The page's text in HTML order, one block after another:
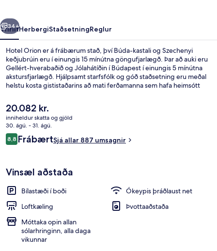
Næsta
34+
YfirlitHerbergiStaðsetningReglur
Hotel Orion er á frábærum stað, því Búda-kastali og Szechenyi
keðjubrúin eru í einungis 15 mínútna göngufjarlægð. Þar að auki eru
Gellért-hverabaðið og Jólahátíðin í Búdapest í einungis 5 mínútna
akstursfjarlægð. Hjálpsamt starfsfólk og góð staðsetning eru meðal
helstu kosta gististaðarins að mati ferðamanna sem hafa heimsótt
tér-sporvagnastoppistöðin er í 3 mínútna göngufjarlægð og Rudas
Gyógyfürdő-sporvagnastoppistöðin í 5 mínútna.
Núverandi
verð
er
20.082 kr.
20.082 kr.
inniheldur skatta og gjöld
30. ágú. - 31. ágú.
Umsagnir
8,88,8 af 10
FrábærtSjá allar 887 umsagnir
Vinsæl aðstaða
Bílastæði í boði
Ókeypis þráðlaust net
Loftkæling
Þvottaaðstaða
Móttaka opin allan
sólarhringinn, alla daga
vikunnar